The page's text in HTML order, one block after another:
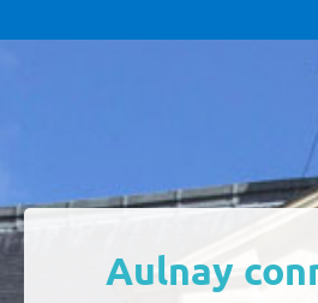
Aulnay